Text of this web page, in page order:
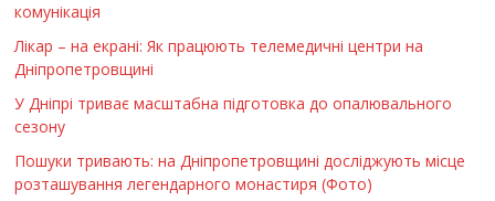
комунікація
Лікар – на екрані: Як працюють телемедичні центри на
Дніпропетровщині
У Дніпрі триває масштабна підготовка до опалювального
сезону
Пошуки тривають: на Дніпропетровщині досліджують місце
розташування легендарного монастиря (Фото)